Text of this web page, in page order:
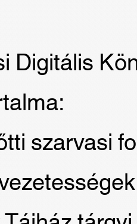
Digitális
szarvasi